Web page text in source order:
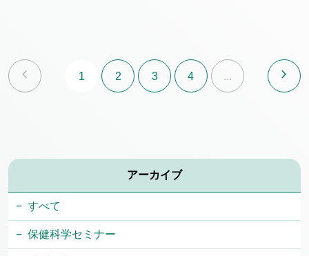
chevron_left 1 2 3 4 ... chevron_right
アーカイブ
すべて
保健科学セミナー